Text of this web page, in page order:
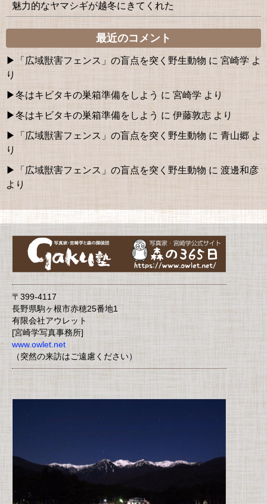
魅力的なヤマシギが越冬にきてくれた
最近のコメント
「広域獣害フェンス」の盲点を突く野生動物 に 宮崎学 よ
り
冬はキビタキの巣箱準備をしよう に 宮崎学 より
冬はキビタキの巣箱準備をしよう に 伊藤敦志 より
「広域獣害フェンス」の盲点を突く野生動物 に 青山郷 よ
り
「広域獣害フェンス」の盲点を突く野生動物 に 渡邊和彦
より
〒399-4117
長野県駒ヶ根市赤穂25番地1
有限会社アウレット
[宮崎学写真事務所]
www.owlet.net
（突然の来訪はご遠慮ください）